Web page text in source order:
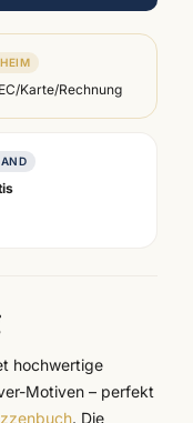
Karte/Rechnung
hochwertige
Motiven – perfekt
. Die